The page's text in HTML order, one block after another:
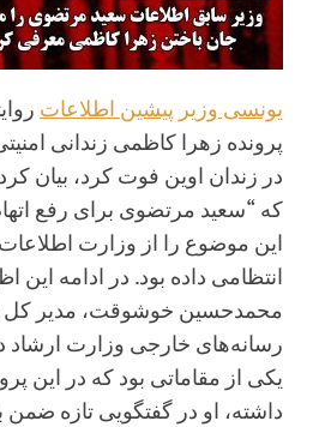
یونسی وزیر پیشین اطلاعات
در زندان اوین فوت کرد، بیان
که “سعید مرتضوی برای رفع
این موضوع را از وزارت
انتظامی داده بود. در ادامه این
محمدحسین خوشوقت، مدیر کل
رسانه‌های خارجی وزارت ارشاد
یکی از مقاماتی بود که در این
داشته، او در گفتگویی تازه